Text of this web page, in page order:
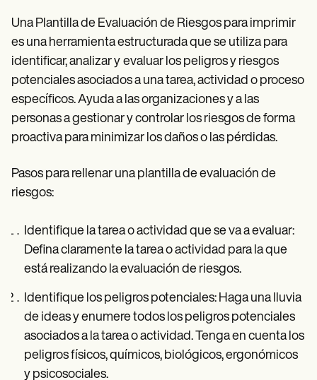
Una Plantilla de Evaluación de Riesgos para imprimir
es una herramienta estructurada que se utiliza para
identificar, analizar y evaluar los peligros y riesgos
potenciales asociados a una tarea, actividad o proceso
específicos. Ayuda a las organizaciones y a las
personas a gestionar y controlar los riesgos de forma
proactiva para minimizar los daños o las pérdidas.
Pasos para rellenar una plantilla de evaluación de
riesgos:
Identifique la tarea o actividad que se va a evaluar:
Defina claramente la tarea o actividad para la que
está realizando la evaluación de riesgos.
Identifique los peligros potenciales: Haga una lluvia
de ideas y enumere todos los peligros potenciales
asociados a la tarea o actividad. Tenga en cuenta los
peligros físicos, químicos, biológicos, ergonómicos
y psicosociales.